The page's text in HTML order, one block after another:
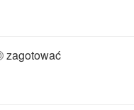
zagotować